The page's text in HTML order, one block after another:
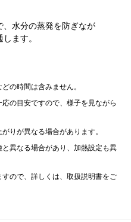
、水分の蒸発を防ぎなが
ます。
の時間は含みません。
の目安ですので、様子を見ながら
りが異なる場合があります。
異なる場合があり、加熱設定も異
ので、詳しくは、取扱説明書をご